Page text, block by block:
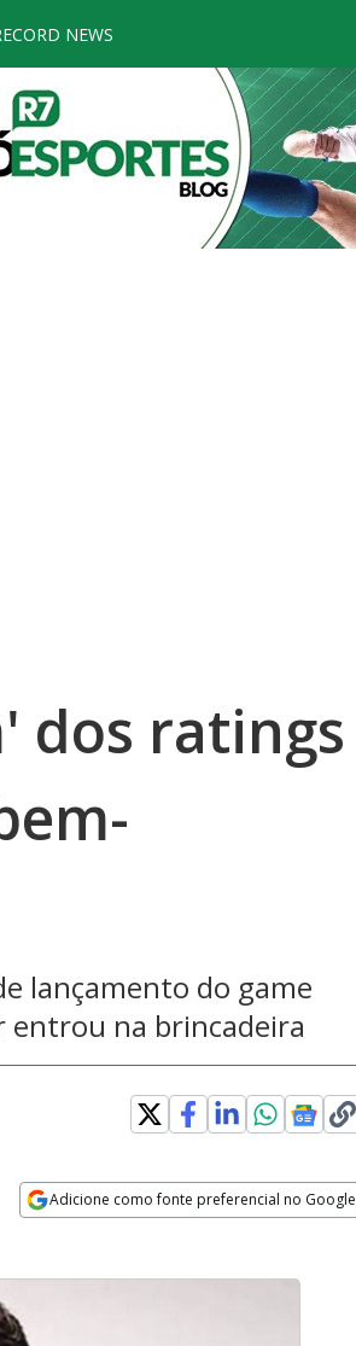
NEWS
dos ratings
lançamento do game
entrou na brincadeira
Adicione como fonte preferencial no Google